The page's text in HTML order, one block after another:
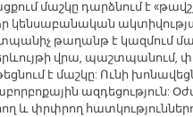
մաշկը դարձնում է
կենսաբանական
թաղանթ է կազմում
վրա, պաշտպանում,
է մաշկը: Ունի
ազդեցություն:
և փրփրող